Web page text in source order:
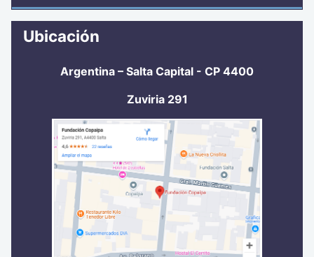
Ubicación
Argentina – Salta Capital - CP 4400
Zuviria 291